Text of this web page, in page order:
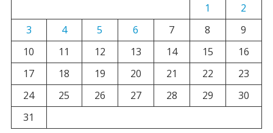
1
2
3
4 5 6 7 8
9
10
11 12 13 14 15
16
17
18 19 20 21 22
23
24
25 26 27 28 29
30
31